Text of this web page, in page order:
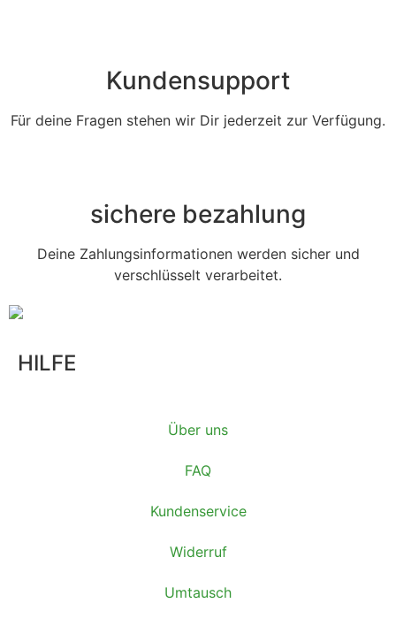
Kundensupport
Für deine Fragen stehen wir Dir jederzeit zur Verfügung.
sichere bezahlung
Deine Zahlungsinformationen werden sicher und
verschlüsselt verarbeitet.
HILFE
Über uns
FAQ
Kundenservice
Widerruf
Umtausch